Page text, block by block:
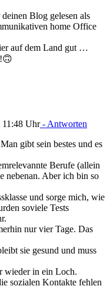
Blog gelesen als
home Office
auf dem Land gut …
11:48 Uhr- Antworten
gibt sein bestes und es
Berufe (allein
nebenan. Aber ich bin so
und sorge mich, wie
soviele Tests
nur vier Tage. Das
sie gesund und muss
wieder in ein Loch.
sozialen Kontakte fehlen